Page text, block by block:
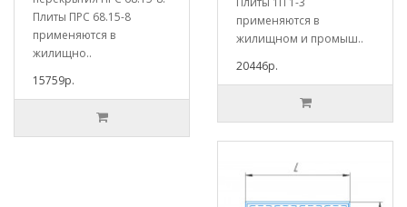
Плиты ПРС 68.15-8
применяются в
жилищно..
15759р.
применяются в
жилищном и промыш..
20446р.